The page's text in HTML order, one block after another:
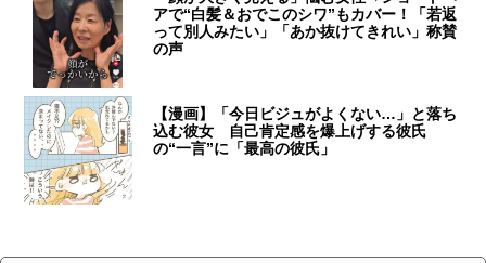
アで“白髪＆おでこのシワ”もカバー！「若返
って別人みたい」「あか抜けてきれい」称賛
の声
【漫画】「今日ビジュがよくない…」と落ち
込む彼女 自己肯定感を爆上げする彼氏
の“一言”に「最高の彼氏」